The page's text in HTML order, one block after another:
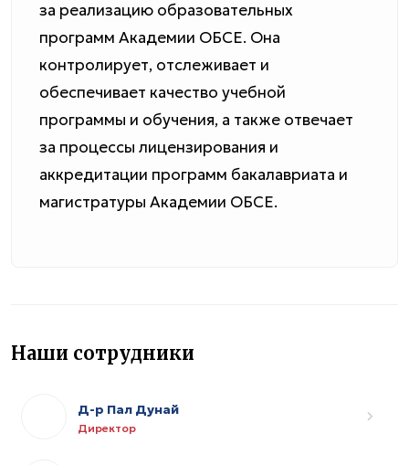
за реализацию образовательных
программ Академии ОБСЕ. Она
контролирует, отслеживает и
обеспечивает качество учебной
программы и обучения, а также отвечает
за процессы лицензирования и
аккредитации программ бакалавриата и
магистратуры Академии ОБСЕ.
Наши сотрудники
Д-р Пал Дунай
Директор